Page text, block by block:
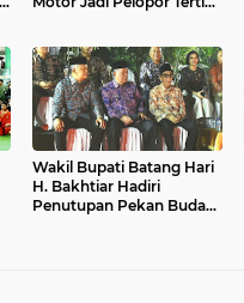
Wakil Bupati Batang Hari
H. Bakhtiar Hadiri
Penutupan Pekan Budaya